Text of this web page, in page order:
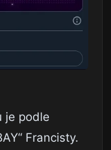
je podle
Francisty.